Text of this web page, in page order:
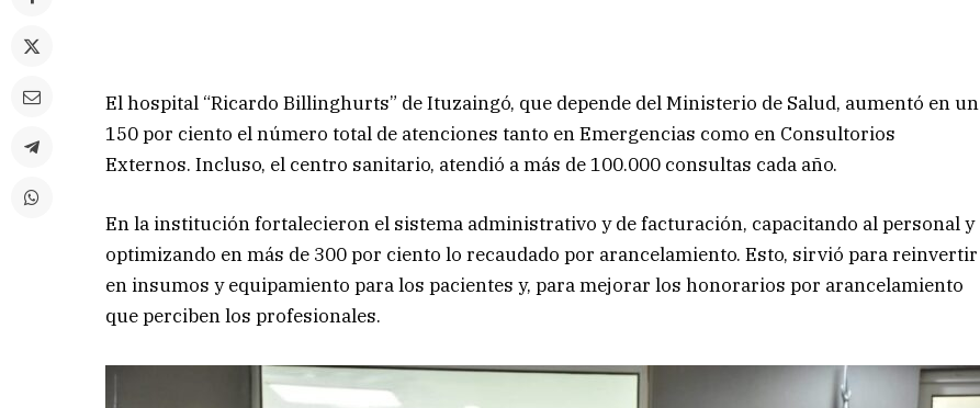
El hospital “Ricardo Billinghurts” de Ituzaingó, que depende del Ministerio de Salud, aumentó en un
150 por ciento el número total de atenciones tanto en Emergencias como en Consultorios
Externos. Incluso, el centro sanitario, atendió a más de 100.000 consultas cada año.
En la institución fortalecieron el sistema administrativo y de facturación, capacitando al personal y
optimizando en más de 300 por ciento lo recaudado por arancelamiento. Esto, sirvió para reinvertir
en insumos y equipamiento para los pacientes y, para mejorar los honorarios por arancelamiento
que perciben los profesionales.